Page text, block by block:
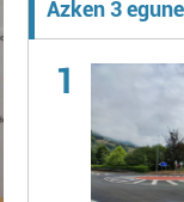
Azken 3
1